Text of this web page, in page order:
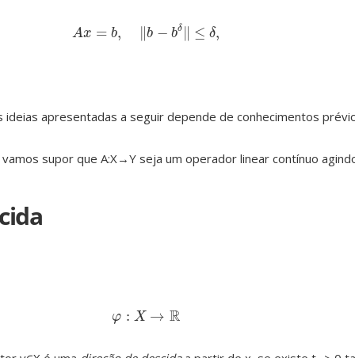
Ax = b, ∥b − bδ ∥ ≤ δ,
Ax =b b−bδ‖≤ ,
apresentadas a seguir depende de conhecimentos
supor que A:X→Y seja um operador linear contínuo
φ : X → R
φ:X→R